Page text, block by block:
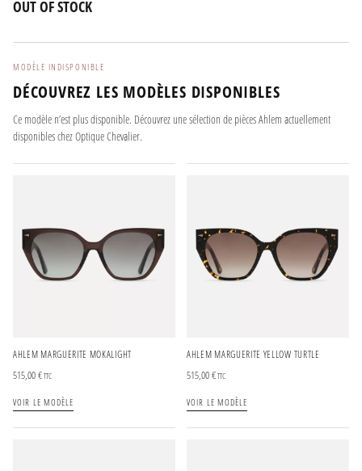
OUT OF STOCK
MODÈLE INDISPONIBLE
DÉCOUVREZ LES MODÈLES DISPONIBLES
Ce modèle n’est plus disponible. Découvrez une sélection de pièces Ahlem actuellement
disponibles chez Optique Chevalier.
AHLEM MARGUERITE MOKALIGHT
515,00€TTC
VOIR LE MODÈLE
AHLEM MARGUERITE YELLOW TURTLE
515,00€TTC
VOIR LE MODÈLE